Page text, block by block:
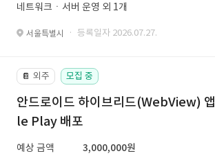
네트워크ㆍ서버 운영 외 1개
서울특별시 · 등록일자 2026.07.27.
📔 외주 모집 중
안드로이드 하이브리드(WebView)
le Play 배포
예상 금액
3,000,000원